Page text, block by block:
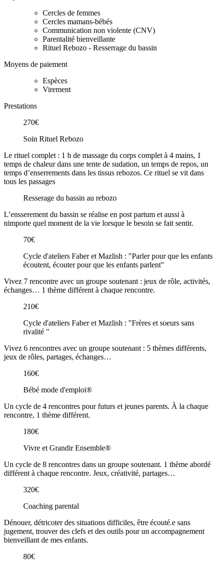
Cercles de femmes
Cercles mamans-bébés
Communication non violente (CNV)
Parentalité bienveillante
Rituel Rebozo - Resserrage du bassin
Moyens de paiement
Espèces
Virement
Prestations
270€
Soin Rituel Rebozo
Le rituel complet : 1 h de massage du corps complet à 4 mains, 1
temps de chaleur dans une tente de sudation, un temps de repos, un
temps d’enserrements dans les tissus rebozos. Ce rituel se vit dans
tous les passages
Resserage du bassin au rebozo
L’ensserement du bassin se réalise en post partum et aussi à
nimporte quel moment de la vie lorsque le besoin se fait sentir.
70€
Cycle d'ateliers Faber et Mazlish : "Parler pour que les enfants
écoutent, écouter pour que les enfants parlent"
Vivez 7 rencontre avec un groupe soutenant : jeux de rôle, activités,
échanges… 1 thème différent à chaque rencontre.
210€
Cycle d'ateliers Faber et Mazlish : "Frères et soeurs sans
rivalité "
Vivez 6 rencontres avec un groupe soutenant : 5 thèmes différents,
jeux de rôles, partages, échanges…
160€
Bébé mode d'emploi®
Un cycle de 4 rencontres pour futurs et jeunes parents. À la chaque
rencontre, 1 thème différent.
180€
Vivre et Grandir Ensemble®
Un cycle de 8 rencontres dans un groupe soutenant. 1 thème abordé
différent à chaque rencontre. Jeux, créativité, partages…
320€
Coaching parental
Dénouer, détricoter des situations difficiles, être écouté.e sans
jugement, trouver des clefs et des outils pour un accompagnement
bienveillant de mes enfants.
80€